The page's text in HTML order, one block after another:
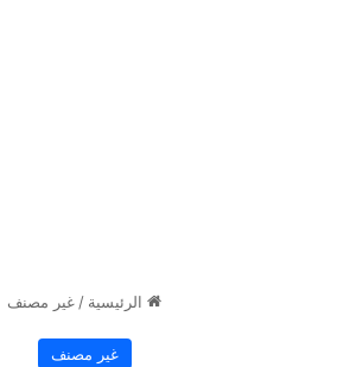
الرئيسية / غير مصنف
غير مصنف